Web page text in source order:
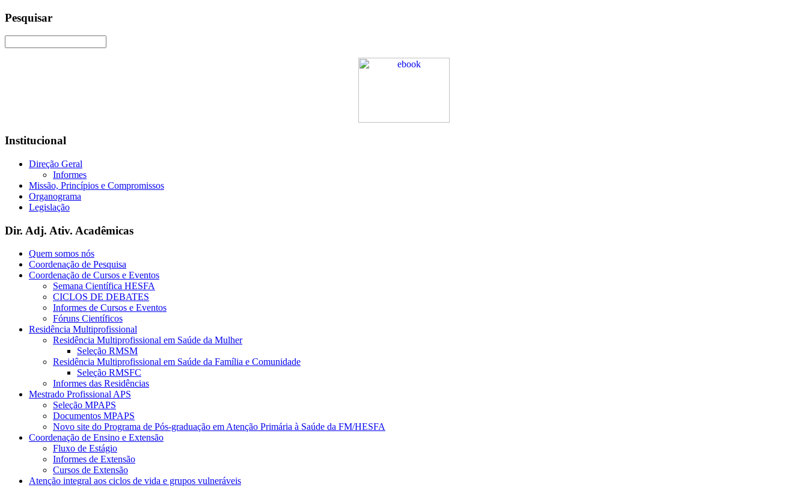
Pesquisar
Institucional
Direção Geral
Informes
Missão, Princípios e Compromissos
Organograma
Legislação
Dir. Adj. Ativ. Acadêmicas
Quem somos nós
Coordenação de Pesquisa
Coordenação de Cursos e Eventos
Semana Científica HESFA
CICLOS DE DEBATES
Informes de Cursos e Eventos
Fóruns Científicos
Residência Multiprofissional
Residência Multiprofissional em Saúde da Mulher
Seleção RMSM
Residência Multiprofissional em Saúde da Família e Comunidade
Seleção RMSFC
Informes das Residências
Mestrado Profissional APS
Seleção MPAPS
Documentos MPAPS
Novo site do Programa de Pós-graduação em Atenção Primária à Saúde da FM/HESFA
Coordenação de Ensino e Extensão
Fluxo de Estágio
Informes de Extensão
Cursos de Extensão
Atenção integral aos ciclos de vida e grupos vulneráveis